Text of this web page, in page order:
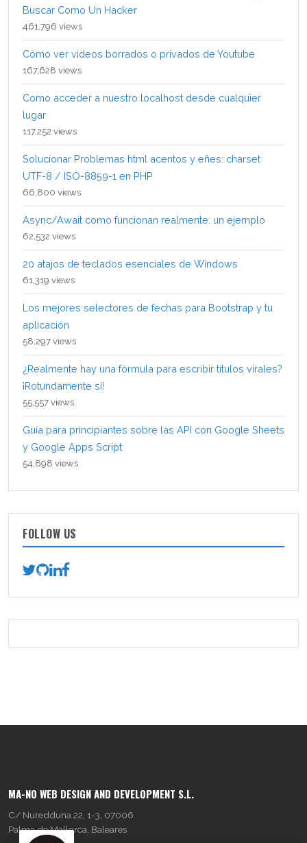
Buscar Como Un Hacker
461,796 views
Cómo ver videos borrados o privados de Youtube
167,628 views
Como acceder a nuestro localhost desde cualquier
lugar
117,252 views
Solucionar Problemas html acentos y eñes: charset
UTF-8 / ISO-8859-1 en PHP
66,800 views
Async/Await como funcionan realmente: un ejemplo
62,532 views
20 atajos de teclados esenciales de Windows
61,319 views
Los mejores selectores de fechas para Bootstrap y tu
aplicación
58,297 views
¿Realmente hay una fórmula para escribir títulos virales?
¡Rotundamente sí!
55,557 views
Guía para principiantes sobre las API con Google Sheets
y Google Apps Script
54,898 views
FOLLOW US
MA-NO WEB DESIGN AND DEVELOPMENT S.L.
C/ Nuredduna 22, 1-3, 07006
Palma de Mallorca, Baleares